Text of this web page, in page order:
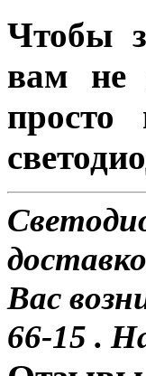
Чтобы
вам не
Вас
66-15 .